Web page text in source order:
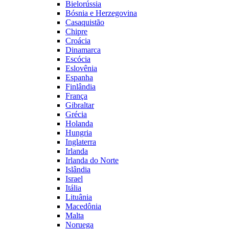
Bielorússia
Bósnia e Herzegovina
Casaquistão
Chipre
Croácia
Dinamarca
Escócia
Eslovênia
Espanha
Finlândia
França
Gibraltar
Grécia
Holanda
Hungria
Inglaterra
Irlanda
Irlanda do Norte
Islândia
Israel
Itália
Lituânia
Macedônia
Malta
Noruega